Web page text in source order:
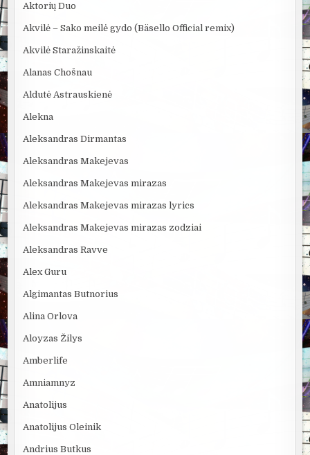
Aktorių Duo
Akvilė – Sako meilė gydo (Bäsello Official remix)
Akvilė Staražinskaitė
Alanas Chošnau
Aldutė Astrauskienė
Alekna
Aleksandras Dirmantas
Aleksandras Makejevas
Aleksandras Makejevas mirazas
Aleksandras Makejevas mirazas lyrics
Aleksandras Makejevas mirazas zodziai
Aleksandras Ravve
Alex Guru
Algimantas Butnorius
Alina Orlova
Aloyzas Žilys
Amberlife
Amniamnyz
Anatolijus
Anatolijus Oleinik
Andrius Butkus